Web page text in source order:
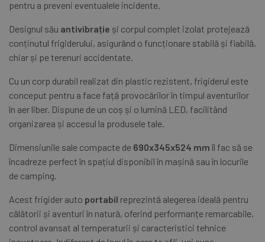
pentru a preveni eventualele incidente.
Designul său antivibrație și corpul complet izolat protejează
conținutul frigiderului, asigurând o funcționare stabilă și fiabilă,
chiar și pe terenuri accidentate.
Cu un corp durabil realizat din plastic rezistent, frigiderul este
conceput pentru a face față provocărilor în timpul aventurilor
în aer liber. Dispune de un coș și o lumină LED, facilitând
organizarea și accesul la produsele tale.
Dimensiunile sale compacte de 690x345x524 mmîl fac să se
încadreze perfect în spațiul disponibil în mașină sau în locurile
de camping.
Acest frigider auto portabil reprezintă alegerea ideală pentru
călătorii și aventuri în natură, oferind performanțe remarcabile,
control avansat al temperaturii și caracteristici tehnice